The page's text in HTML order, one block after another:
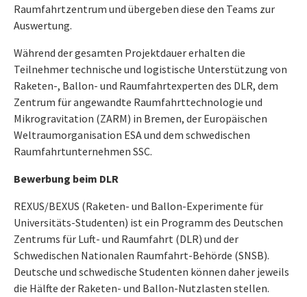
Raumfahrtzentrum und übergeben diese den Teams zur
Auswertung.
Während der gesamten Projektdauer erhalten die
Teilnehmer technische und logistische Unterstützung von
Raketen-, Ballon- und Raumfahrtexperten des DLR, dem
Zentrum für angewandte Raumfahrttechnologie und
Mikrogravitation (ZARM) in Bremen, der Europäischen
Weltraumorganisation ESA und dem schwedischen
Raumfahrtunternehmen SSC.
Bewerbung beim DLR
REXUS/BEXUS (Raketen- und Ballon-Experimente für
Universitäts-Studenten) ist ein Programm des Deutschen
Zentrums für Luft- und Raumfahrt (DLR) und der
Schwedischen Nationalen Raumfahrt-Behörde (SNSB).
Deutsche und schwedische Studenten können daher jeweils
die Hälfte der Raketen- und Ballon-Nutzlasten stellen.